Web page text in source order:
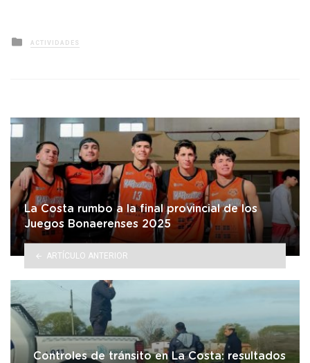
Posted
in
ACTIVIDADES
La Costa rumbo a la final provincial de los
Juegos Bonaerenses 2025
ARTÍCULO ANTERIOR
Controles de tránsito en La Costa: resultados